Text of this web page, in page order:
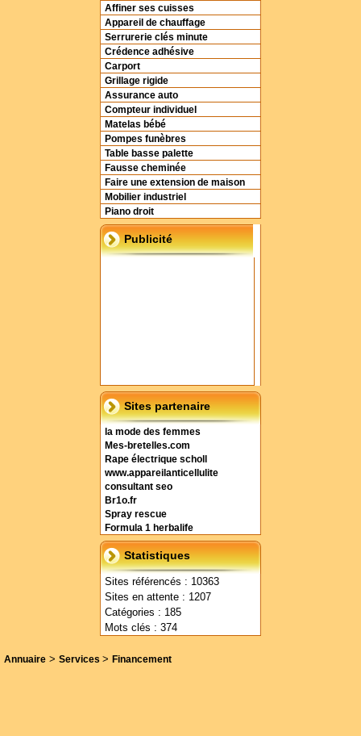
Affiner ses cuisses
Appareil de chauffage
Serrurerie clés minute
Crédence adhésive
Carport
Grillage rigide
Assurance auto
Compteur individuel
Matelas bébé
Pompes funèbres
Table basse palette
Fausse cheminée
Faire une extension de maison
Mobilier industriel
Piano droit
Publicité
Sites partenaire
la mode des femmes
Mes-bretelles.com
Rape électrique scholl
www.appareilanticellulite
consultant seo
Br1o.fr
Spray rescue
Formula 1 herbalife
Statistiques
Sites référencés : 10363
Sites en attente : 1207
Catégories : 185
Mots clés : 374
Annuaire > Services > Financement